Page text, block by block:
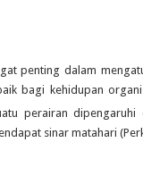
dalam
bagi kehidupan
perairan
sinar matahari